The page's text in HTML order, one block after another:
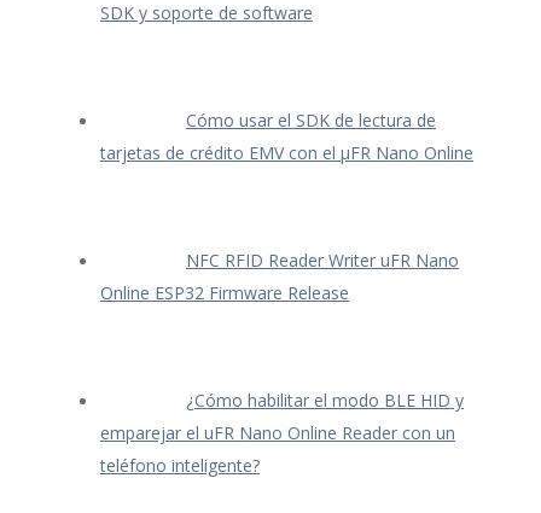
SDK y soporte de software
Cómo usar el SDK de lectura de
tarjetas de crédito EMV con el μFR Nano Online
NFC RFID Reader Writer uFR Nano
Online ESP32 Firmware Release
¿Cómo habilitar el modo BLE HID y
emparejar el uFR Nano Online Reader con un
teléfono inteligente?